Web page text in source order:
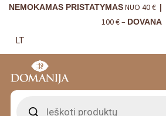
NEMOKAMAS PRISTATYMASNUO 40 € |
100 € – DOVANA
LT